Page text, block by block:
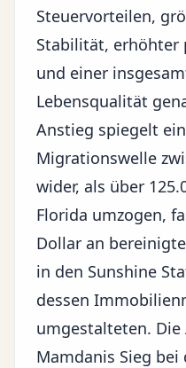
Steuervorteilen,
Stabilität, erhöhter
und einer
Lebensqualität
Anstieg spiegelt
Migrationswelle
wider, als über
Florida umzogen,
Dollar an
in den Sunshine
dessen
umgestalteten. Die
Mamdanis Sieg